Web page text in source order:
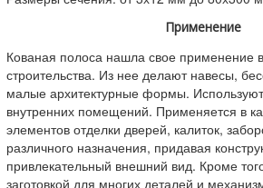
Применение
Кованая полоса нашла свое применение
строительства. Из нее делают навесы,
малые архитектурные формы.
внутренних помещений. Применяется в
элементов отделки дверей, калиток,
различного назначения, придавая
привлекательный внешний вид. Кроме
заготовкой для многих деталей и